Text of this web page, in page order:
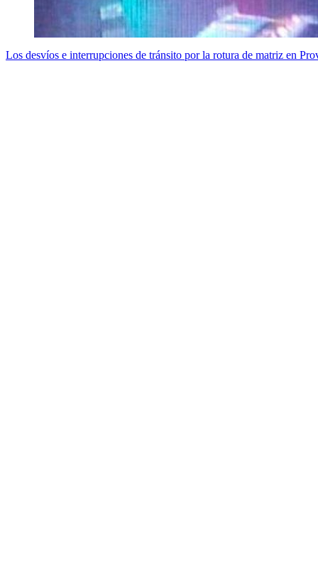
Los desvíos e interrupciones de tránsito por la rotura de matriz en